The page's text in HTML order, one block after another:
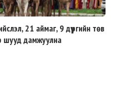
21 аймаг, 9 дүүргийн төв
шууд дамжуулна